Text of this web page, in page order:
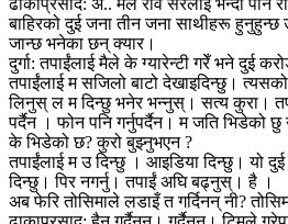
ढाकाप्रसाद: अ.. मैले रवि सरलाई भन्दा पनि
बाहिरको दुई जना तीन जना साथीहरू हुनुहुन्छ
जान्छ भनेका छन् क्यार।
दुर्गा: तपाईंलाई मैले के ग्यारेन्टी गरेँ भने दुई
तपाईंलाई म सजिलो बाटो देखाइदिन्छु।
लिनुस् ल म दिन्छु भनेर भन्नुस्। सत्य कुरा।
पर्दैन । फोन पनि गर्नुपर्दैन। म जति भिडेको छु
के भिडेको छ? कुरो बुझ्नुभएन ?
तपाईंलाई म उ दिन्छु । आइडिया दिन्छु। यो
दिन्छु। पिर नगर्नु। तपाईं अघि बढ्नुस्। है ।
अब फेरि तोसिमाले लडाइँ त गर्दिनन् नी?